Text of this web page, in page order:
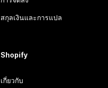
สกุลเงินและการแปล
Shopify
เกี่ยวกับ